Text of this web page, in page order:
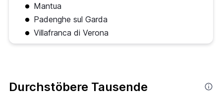
Mantua
Padenghe sul Garda
Villafranca di Verona
Durchstöbere Tausende